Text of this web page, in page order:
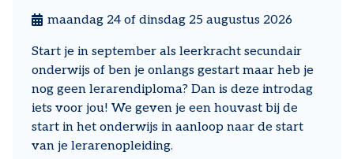
maandag 24 of dinsdag 25 augustus 2026
Start je in september als leerkracht secundair
onderwijs of ben je onlangs gestart maar heb je
nog geen lerarendiploma? Dan is deze introdag
iets voor jou! We geven je een houvast bij de
start in het onderwijs in aanloop naar de start
van je lerarenopleiding.